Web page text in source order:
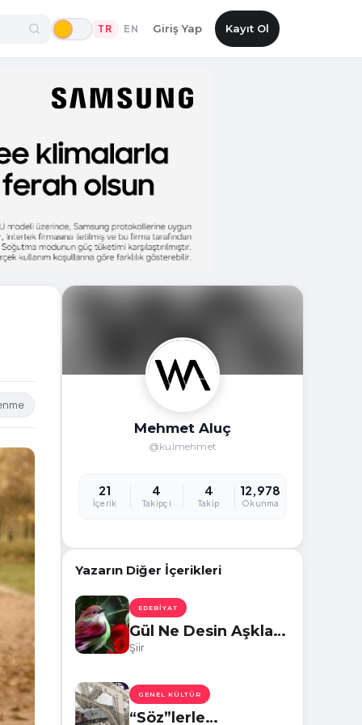
TR EN Giriş Yap Kayıt Ol
Mehmet Aluç
@kulmehmet
21
İçerik
4
Takipçi
4
Takip
12,978
Okunma
Yazarın Diğer İçerikleri
EDEBIYAT
Gül Ne Desin Aşkla
Yanana
Şiir
GENEL KÜLTÜR
“Söz”lerle